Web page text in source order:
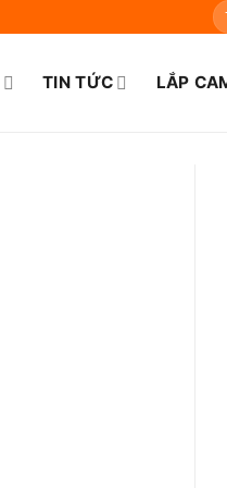
TIN TỨC LẮP